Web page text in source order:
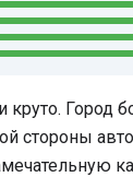
круто. Город
стороны